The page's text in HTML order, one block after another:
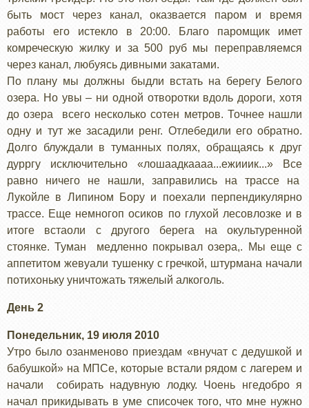
быть мост через канал, оказвается паром и время
работы его истекло в 20:00. Благо паромщик имет
комреческую жилку и за 500 руб мы переправляемся
через канал, любуясь дивными закатами.
По плану мы должны быдли встать на берегу Белого
озера. Но увы – ни одной отворотки вдоль дороги, хотя
до озера всего несколько сотен метров. Точнее нашли
одну и тут же засадили ренг. Отлебедили его обратно.
Долго блуждали в туманных полях, обращаясь к друг
дурргу исключительно «лошаадкаааа...ежииик...» Все
равно ничего не нашли, заправились на трассе на
Лукойле в Липином Бору и поехали перпендикулярно
трассе. Еще немногоп осиков по глухой лесовлозке и в
итоге встаоли с другого берега на окультуренной
стоянке. Туман медленно покрывал озера,. Мы еще с
аппетитом жевуали тушенку с гречкой, штурмана начали
потихоньку уничтожать тяжелый алкоголь.
День 2
Понедельник, 19 июля 2010
Утро было озанменово приездам «внучат с дедушкой и
бабушкой» на МПСе, которые встали рядом с лагерем и
начали собирать надувную лодку. Чоень нгедобро я
начал прикидывать в уме списочек того, что мне нужно